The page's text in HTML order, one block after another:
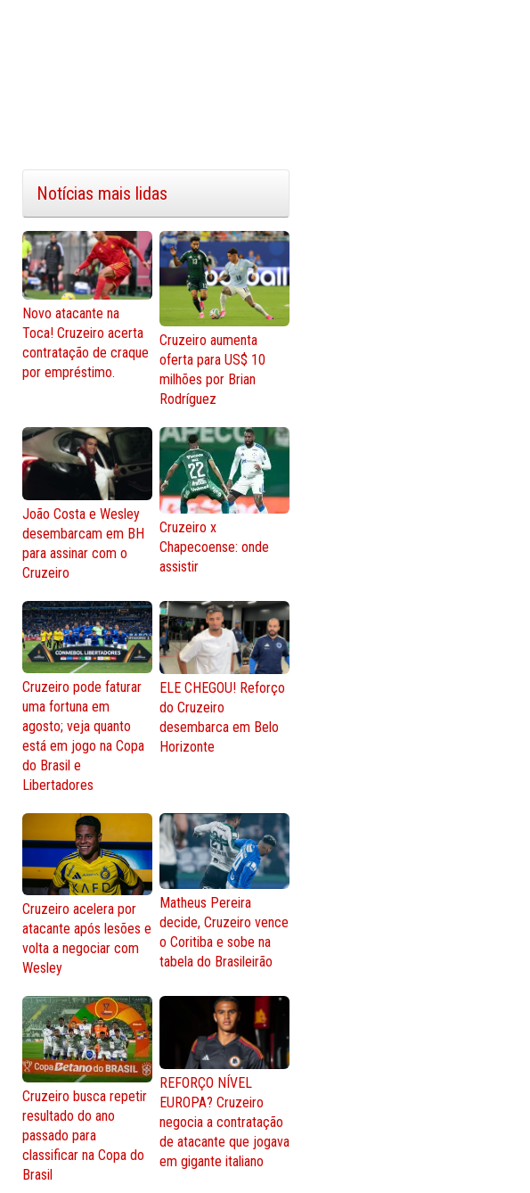
Notícias mais lidas
Novo atacante na
Toca! Cruzeiro acerta
contratação de craque
por empréstimo.
Cruzeiro aumenta
oferta para US$ 10
milhões por Brian
Rodríguez
João Costa e Wesley
desembarcam em BH
para assinar com o
Cruzeiro
Cruzeiro x
Chapecoense: onde
assistir
Cruzeiro pode faturar
uma fortuna em
agosto; veja quanto
está em jogo na Copa
do Brasil e
Libertadores
ELE CHEGOU! Reforço
do Cruzeiro
desembarca em Belo
Horizonte
Cruzeiro acelera por
atacante após lesões e
volta a negociar com
Wesley
Matheus Pereira
decide, Cruzeiro vence
o Coritiba e sobe na
tabela do Brasileirão
Cruzeiro busca repetir
resultado do ano
passado para
classificar na Copa do
Brasil
REFORÇO NÍVEL
EUROPA? Cruzeiro
negocia a contratação
de atacante que jogava
em gigante italiano